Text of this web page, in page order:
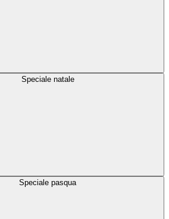
Speciale natale
Speciale pasqua